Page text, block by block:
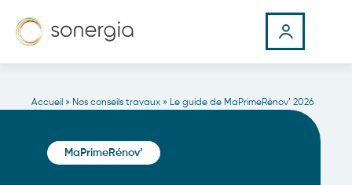
Accueil » Nos conseils travaux » Le guide de MaPrimeRénov’ 2026
MaPrimeRénov’